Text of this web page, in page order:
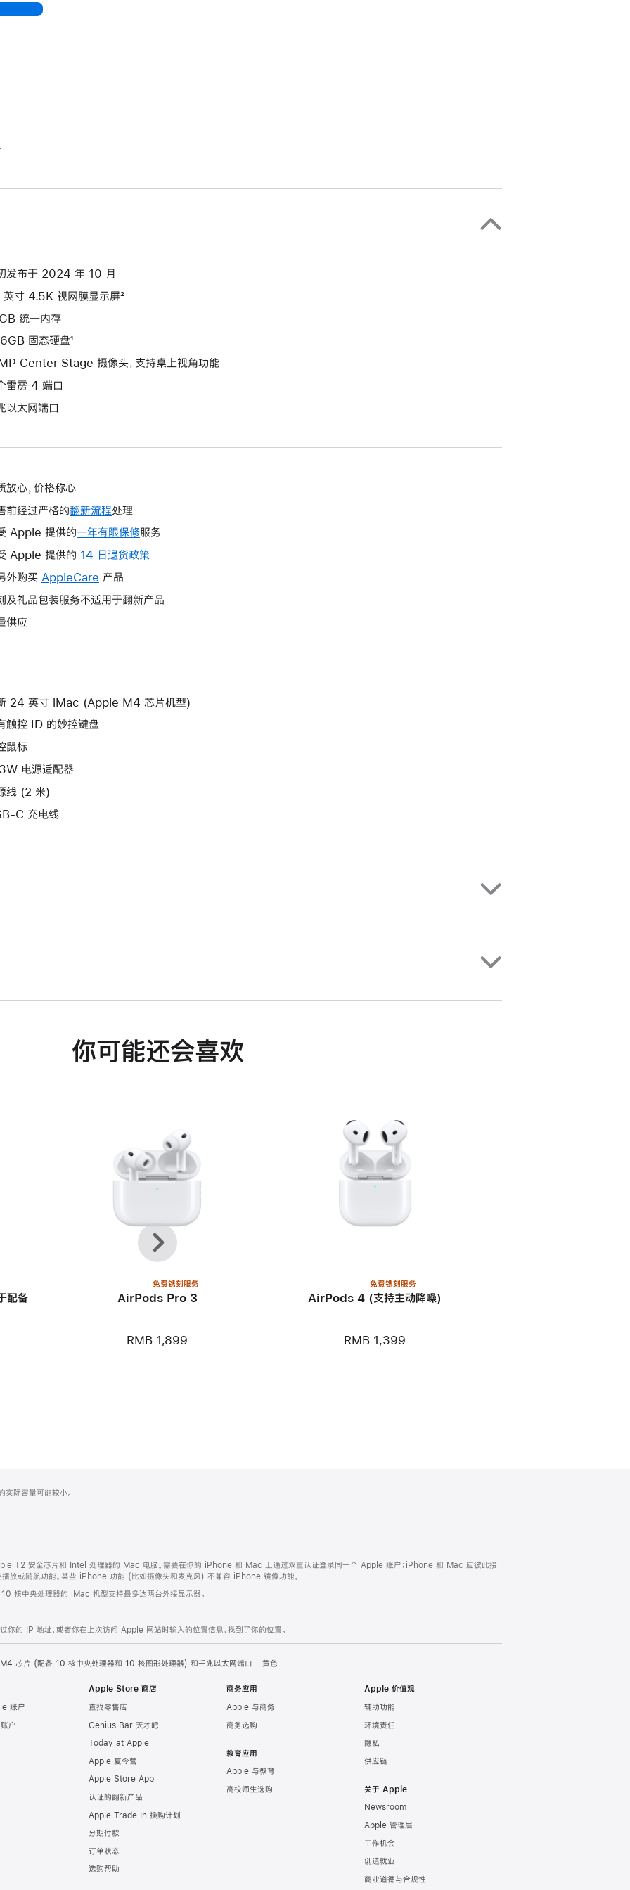
发布于 2024 年 10 月
寸 4.5K 视网膜显示屏²
统一内存
固态硬盘¹
Center Stage 摄像头，支持桌上视角功能
雷雳 4 端口
以太网端口
放心，价格称心
前经过严格的翻新流程处理
Apple 提供的一年有限保修此
操
打
服务
Apple 提供的 14 日退货政策
将
新
窗
外购买 AppleCare 此
操
开
的
产品
及礼品包装服务不适用于翻新产品
供应
24 英寸 iMac (Apple M4 芯片机型)
触控 ID 的妙控键盘
鼠标
电源适配器
线 (2 米)
C 充电线
你可能还会喜欢
配备
免费镌刻服务
AirPods Pro 3
RMB 1,899
免费镌刻服务
AirPods 4 (支持主动降噪)
RMB 1,399
上
一
个
下
一
个
际容量可能较小。
T2 安全芯片和 Intel 处理器的 Mac 电脑。需要在你的 iPhone 和 Mac 上通过双重认证登录同一个 Apple 账户；iPhone 和 Mac 应彼此接
放或随航功能。某些 iPhone 功能 (比如摄像头和麦克风) 不兼容 iPhone 镜像功能。
核中央处理器的 iMac 机型支持最多达两台外接显示器。
你的 IP 地址，或者你在上次访问 Apple 网站时输入的位置信息，找到了你的位置。
芯片 (配备 10 核中央处理器和 10 核图形处理器) 和千兆以太网端口 - 黄色
账户
户
Apple Store 商店
查找零售店
Genius Bar 天才吧
Today at Apple
Apple 夏令营
Apple Store App
认证的翻新产品
Apple Trade In 换购计划
分期付款
订单状态
选购帮助
商务应用
Apple 与商务
商务选购
教育应用
Apple 与教育
高校师生选购
Apple 价值观
辅助功能
环境责任
隐私
供应链
关于 Apple
Newsroom
Apple 管理层
工作机会
创造就业
商业道德与合规性